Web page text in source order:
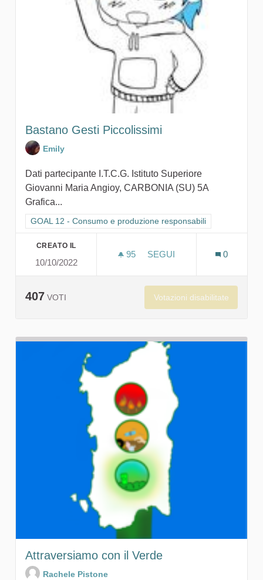
Bastano Gesti Piccolissimi
Emily
Dati partecipante I.T.C.G. Istituto Superiore
Giovanni Maria Angioy, CARBONIA (SU) 5A
Grafica...
Filtra i risultati per categoria: GOAL 12 - Consumo e
GOAL 12 - Consumo e produzione responsabili
CREATO IL
10/10/2022
95 95 SOSTENITORI
SEGUI
0
407 VOTI Votazioni disabilitate
Attraversiamo con il Verde
Rachele Pistone